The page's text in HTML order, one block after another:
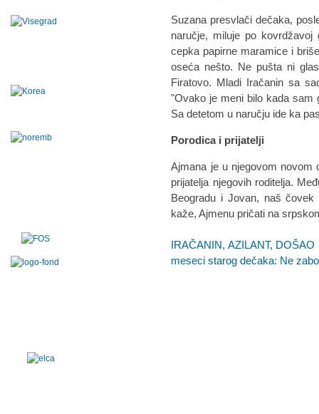
Suzana presvlači dečaka,
naručje, miluje po
cepka papirne maramice i
oseća nešto. Ne pušta ni
Firatovo. Mladi Iračanin sa
"Ovako je meni bilo kada sam
Sa detetom u naručju ide ka
Porodica i prijatelji
Ajmana je u njegovom novom
prijatelja njegovih roditelja.
Beogradu i Jovan, naš
kaže, Ajmenu pričati na
IRAČANIN, AZILANT,
meseci starog dečaka: Ne